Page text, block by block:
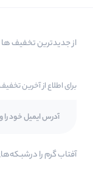
از جدیدترین تخفیف ها با خبر شوید
برای اطلاع از آخرین
آفتاب گرم را